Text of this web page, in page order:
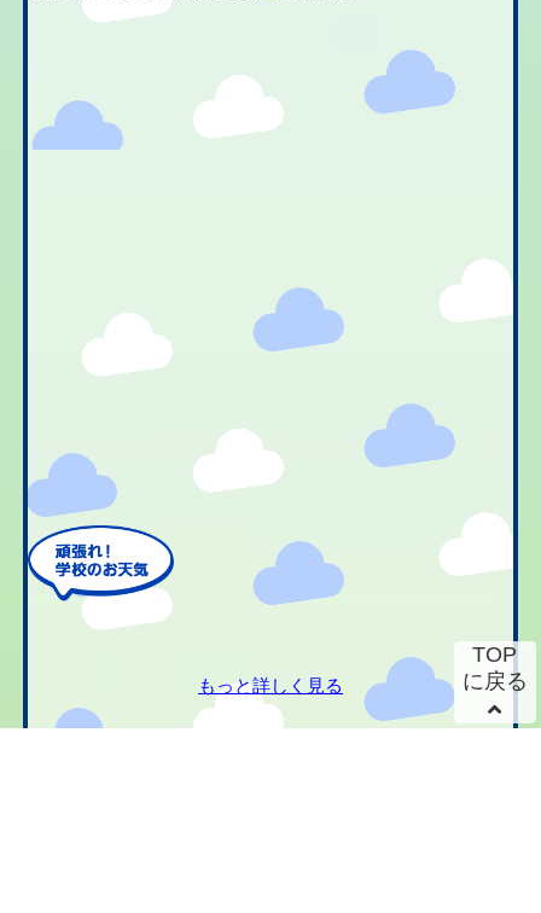
もっと詳しく見る
TOP
に戻る